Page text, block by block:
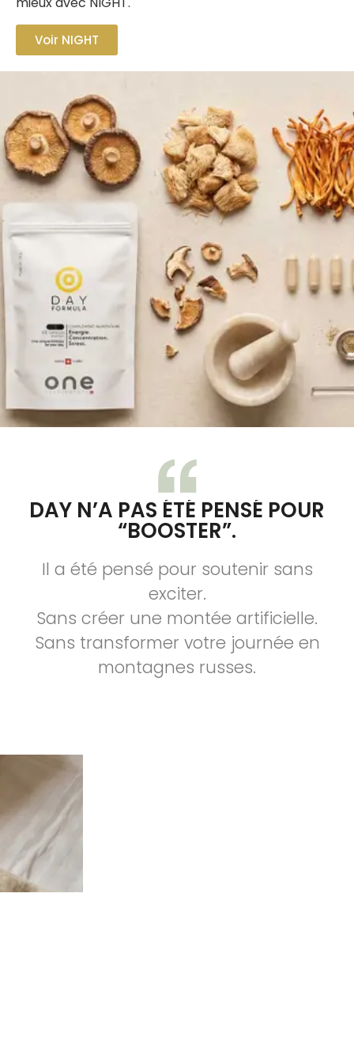
Voir NIGHT
DAY N’A PAS ÉTÉ PENSÉ POUR
“BOOSTER”.
Il a été pensé pour soutenir sans
exciter.
Sans créer une montée artificielle.
Sans transformer votre journée en
montagnes russes.